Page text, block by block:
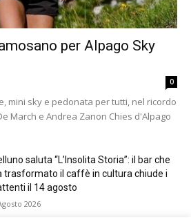
per Alpago Sky
0
mini sky e pedonata per tutti, nel ricordo
March e Andrea Zanon Chies d'Alpago
saluta “L’Insolita Storia”: il bar che
trasformato il caffè in cultura chiude i
il 14 agosto
2026